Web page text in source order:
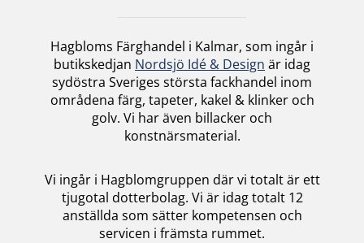
Hagbloms Färghandel i Kalmar, som ingår i
butikskedjan Nordsjö Idé & Design är idag
sydöstra Sveriges största fackhandel inom
områdena färg, tapeter, kakel & klinker och
golv. Vi har även billacker och
konstnärsmaterial.
Vi ingår i Hagblomgruppen där vi totalt är ett
tjugotal dotterbolag. Vi är idag totalt 12
anställda som sätter kompetensen och
servicen i främsta rummet.